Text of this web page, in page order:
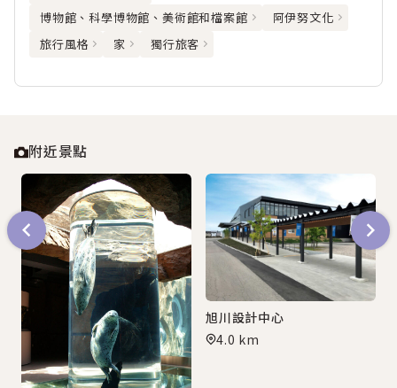
博物館、科學博物館、美術館和檔案館
阿伊努文化
旅行風格
家 獨行旅客
附近景點
旭川設計中心
4.0 km